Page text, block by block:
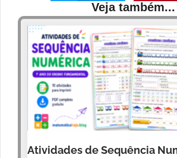
Veja também...
Atividades de Sequência